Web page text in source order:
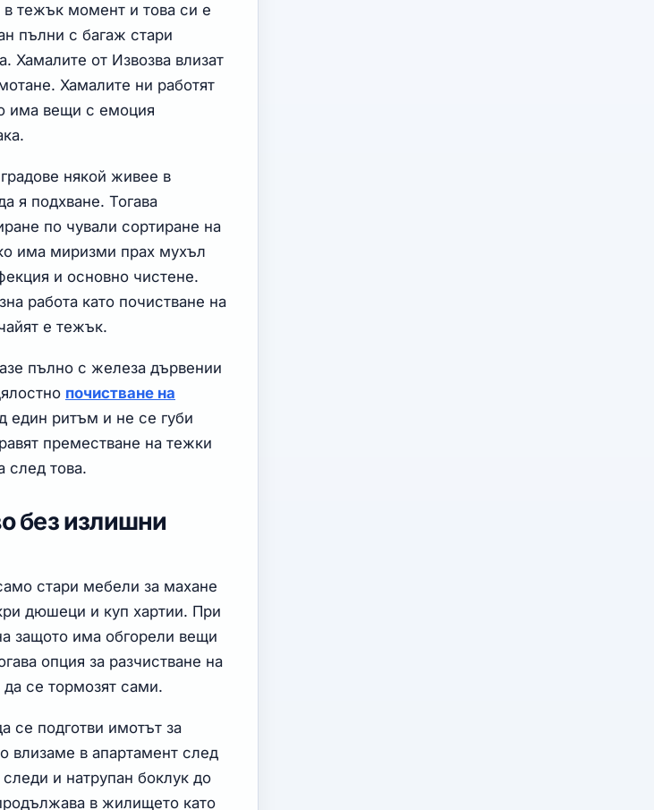
в тежък момент и това си е
пълни с багаж стари
Хамалите от Извозва влизат
Хамалите ни работят
има вещи с емоция
някой живее в
я подхване. Тогава
по чували сортиране на
има миризми прах мухъл
и основно чистене.
работа като почистване на
е тежък.
пълно с железа дървении
почистване на
един ритъм и не се губи
преместване на тежки
след това.
без излишни
стари мебели за махане
дюшеци и куп хартии. При
защото има обгорели вещи
опция за разчистване на
се тормозят сами.
се подготви имотът за
влизаме в апартамент след
и натрупан боклук до
в жилището като